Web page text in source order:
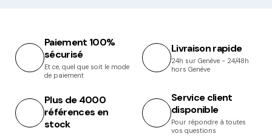
Paiement 100%
sécurisé
Et ce, quel que soit le mode
de paiement
Livraison rapide
24h sur Genève - 24/48h
hors Genève
Plus de 4000
références en
stock
Service client
disponible
Pour répondre à toutes
vos questions